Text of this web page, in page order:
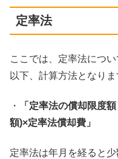
定率法
ここでは、定率法につい
以下、計算方法となりま
・
「定率法の償却限度
額)×定率法償却費」
定率法は年月を経ると